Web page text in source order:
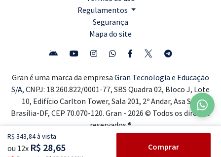
R$ 343,84 à vista
ou 12x R$ 28,65 Comprar
Regulamentos
Segurança
Mapa do site
Gran é uma marca da empresa Gran Tecnologia e Educação
S/A, CNPJ: 18.260.822/0001-77, SBS Quadra 02, Bloco J, Lote
10, Edifício Carlton Tower, Sala 201, 2º Andar, Asa Sul,
Brasília-DF, CEP 70.070-120. Gran - 2026 © Todos os direitos
reservados ®